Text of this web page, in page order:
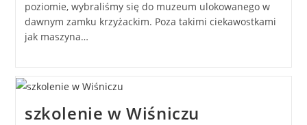
poziomie, wybraliśmy się do muzeum ulokowanego w
dawnym zamku krzyżackim. Poza takimi ciekawostkami
jak maszyna…
szkolenie w Wiśniczu